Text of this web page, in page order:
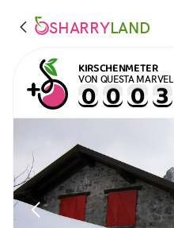
SHARRYLAND
KIRSCHENMETER
VON QUESTA MARVEL